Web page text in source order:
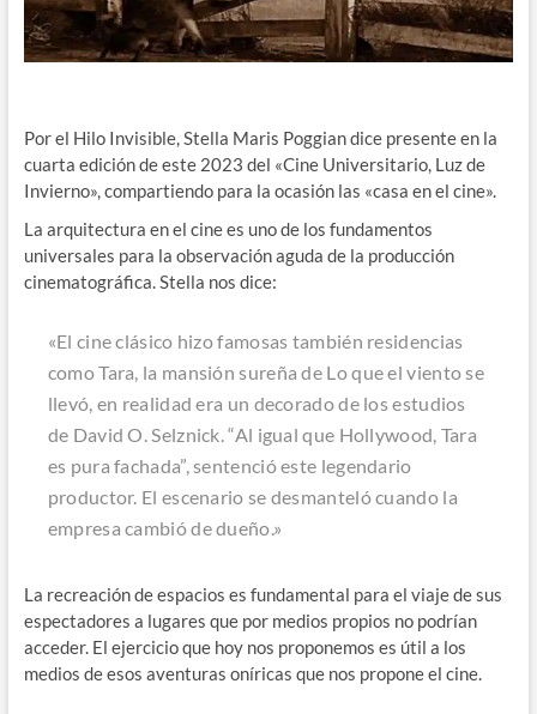
Por el Hilo Invisible, Stella Maris Poggian dice presente en la
cuarta edición de este 2023 del «Cine Universitario, Luz de
Invierno», compartiendo para la ocasión las «casa en el cine».
La arquitectura en el cine es uno de los fundamentos
universales para la observación aguda de la producción
cinematográfica. Stella nos dice:
«El cine clásico hizo famosas también residencias
como Tara, la mansión sureña de Lo que el viento se
llevó, en realidad era un decorado de los estudios
de David O. Selznick. “Al igual que Hollywood, Tara
es pura fachada”, sentenció este legendario
productor. El escenario se desmanteló cuando la
empresa cambió de dueño.»
La recreación de espacios es fundamental para el viaje de sus
espectadores a lugares que por medios propios no podrían
acceder. El ejercicio que hoy nos proponemos es útil a los
medios de esos aventuras oníricas que nos propone el cine.